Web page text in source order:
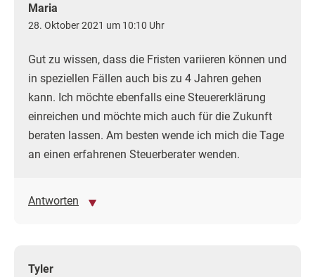
Maria
28. Oktober 2021 um 10:10 Uhr
Gut zu wissen, dass die Fristen variieren können und
in speziellen Fällen auch bis zu 4 Jahren gehen
kann. Ich möchte ebenfalls eine Steuererklärung
einreichen und möchte mich auch für die Zukunft
beraten lassen. Am besten wende ich mich die Tage
an einen erfahrenen Steuerberater wenden.
Antworten
Tyler